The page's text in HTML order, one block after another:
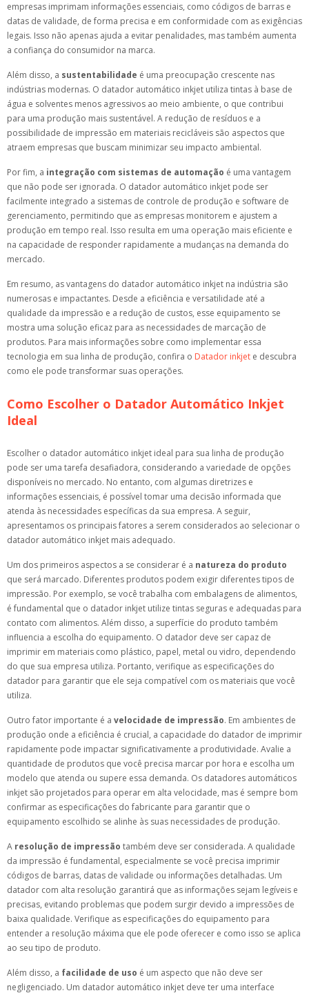
empresas imprimam informações essenciais, como códigos de barras e
datas de validade, de forma precisa e em conformidade com as exigências
legais. Isso não apenas ajuda a evitar penalidades, mas também aumenta
a confiança do consumidor na marca.
Além disso, a sustentabilidade é uma preocupação crescente nas
indústrias modernas. O datador automático inkjet utiliza tintas à base de
água e solventes menos agressivos ao meio ambiente, o que contribui
para uma produção mais sustentável. A redução de resíduos e a
possibilidade de impressão em materiais recicláveis são aspectos que
atraem empresas que buscam minimizar seu impacto ambiental.
Por fim, a integração com sistemas de automação é uma vantagem
que não pode ser ignorada. O datador automático inkjet pode ser
facilmente integrado a sistemas de controle de produção e software de
gerenciamento, permitindo que as empresas monitorem e ajustem a
produção em tempo real. Isso resulta em uma operação mais eficiente e
na capacidade de responder rapidamente a mudanças na demanda do
mercado.
Em resumo, as vantagens do datador automático inkjet na indústria são
numerosas e impactantes. Desde a eficiência e versatilidade até a
qualidade da impressão e a redução de custos, esse equipamento se
mostra uma solução eficaz para as necessidades de marcação de
produtos. Para mais informações sobre como implementar essa
tecnologia em sua linha de produção, confira o Datador inkjet e descubra
como ele pode transformar suas operações.
Como Escolher o Datador Automático Inkjet
Ideal
Escolher o datador automático inkjet ideal para sua linha de produção
pode ser uma tarefa desafiadora, considerando a variedade de opções
disponíveis no mercado. No entanto, com algumas diretrizes e
informações essenciais, é possível tomar uma decisão informada que
atenda às necessidades específicas da sua empresa. A seguir,
apresentamos os principais fatores a serem considerados ao selecionar o
datador automático inkjet mais adequado.
Um dos primeiros aspectos a se considerar é a natureza do produto
que será marcado. Diferentes produtos podem exigir diferentes tipos de
impressão. Por exemplo, se você trabalha com embalagens de alimentos,
é fundamental que o datador inkjet utilize tintas seguras e adequadas para
contato com alimentos. Além disso, a superfície do produto também
influencia a escolha do equipamento. O datador deve ser capaz de
imprimir em materiais como plástico, papel, metal ou vidro, dependendo
do que sua empresa utiliza. Portanto, verifique as especificações do
datador para garantir que ele seja compatível com os materiais que você
utiliza.
Outro fator importante é a velocidade de impressão. Em ambientes de
produção onde a eficiência é crucial, a capacidade do datador de imprimir
rapidamente pode impactar significativamente a produtividade. Avalie a
quantidade de produtos que você precisa marcar por hora e escolha um
modelo que atenda ou supere essa demanda. Os datadores automáticos
inkjet são projetados para operar em alta velocidade, mas é sempre bom
confirmar as especificações do fabricante para garantir que o
equipamento escolhido se alinhe às suas necessidades de produção.
A resolução de impressão também deve ser considerada. A qualidade
da impressão é fundamental, especialmente se você precisa imprimir
códigos de barras, datas de validade ou informações detalhadas. Um
datador com alta resolução garantirá que as informações sejam legíveis e
precisas, evitando problemas que podem surgir devido a impressões de
baixa qualidade. Verifique as especificações do equipamento para
entender a resolução máxima que ele pode oferecer e como isso se aplica
ao seu tipo de produto.
Além disso, a facilidade de uso é um aspecto que não deve ser
negligenciado. Um datador automático inkjet deve ter uma interface